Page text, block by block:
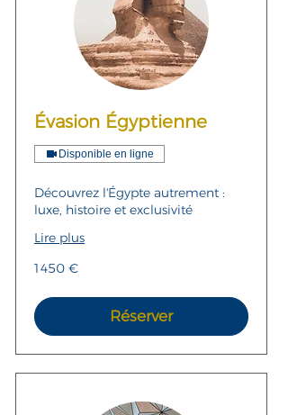
Évasion Égyptienne
Disponible en ligne
Découvrez l'Égypte autrement :
luxe, histoire et exclusivité
Lire plus
1 450
euros
1 450 €
Réserver